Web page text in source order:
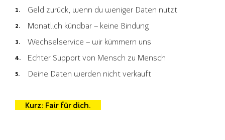
Geld zurück, wenn du weniger Daten nutzt
Monatlich kündbar – keine Bindung
Wechselservice – wir kümmern uns
Echter Support von Mensch zu Mensch
Deine Daten werden nicht verkauft
Kurz: Fair für dich.